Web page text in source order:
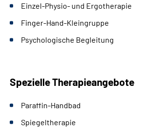
Einzel-Physio- und Ergotherapie
Finger-Hand-Kleingruppe
Psychologische Begleitung
Spezielle Therapieangebote
Paraffin-Handbad
Spiegeltherapie